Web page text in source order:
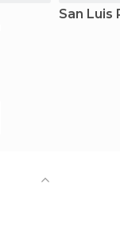
San Luis